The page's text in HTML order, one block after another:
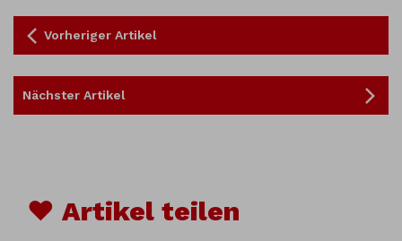
Vorheriger Artikel
Nächster Artikel
♥ Artikel teilen